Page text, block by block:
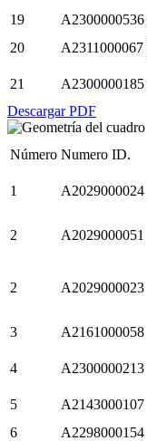
19
A2300000536
20
A2311000067
21 A2300000185
Descargar PDF
Número Numero ID.
1
A2029000024
2 A2029000051
2 A2029000023
3 A2161000058
4 A2300000213
5 A2143000107
6
A2298000154